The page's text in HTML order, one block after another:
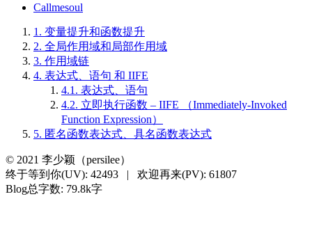
Callmesoul
1. 变量提升和函数提升
2. 全局作用域和局部作用域
3. 作用域链
4. 表达式、语句 和 IIFE
4.1. 表达式、语句
4.2. 立即执行函数 – IIFE （Immediately-Invoked
Function Expression）
5. 匿名函数表达式、具名函数表达式
© 2021 李少颖（persilee）
终于等到你(UV): 42493 | 欢迎再来(PV): 61807
Blog总字数: 79.8k字